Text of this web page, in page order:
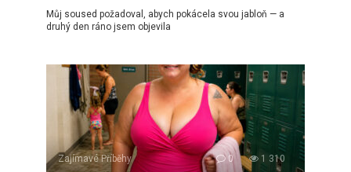
Můj soused požadoval, abych pokácela svou jabloň — a
druhý den ráno jsem objevila
Zajímavé Příběhy 0 1 310